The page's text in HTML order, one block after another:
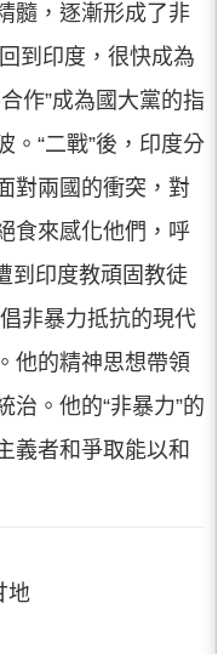
髓，逐漸形成了非
到印度，很快成為
作”成為國大黨的指
。“二戰”後，印度分
對兩國的衝突，對
食來感化他們，呼
到印度教頑固教徒
非暴力抵抗的現代
的精神思想帶領
治。他的“非暴力”的
義者和爭取能以和
地